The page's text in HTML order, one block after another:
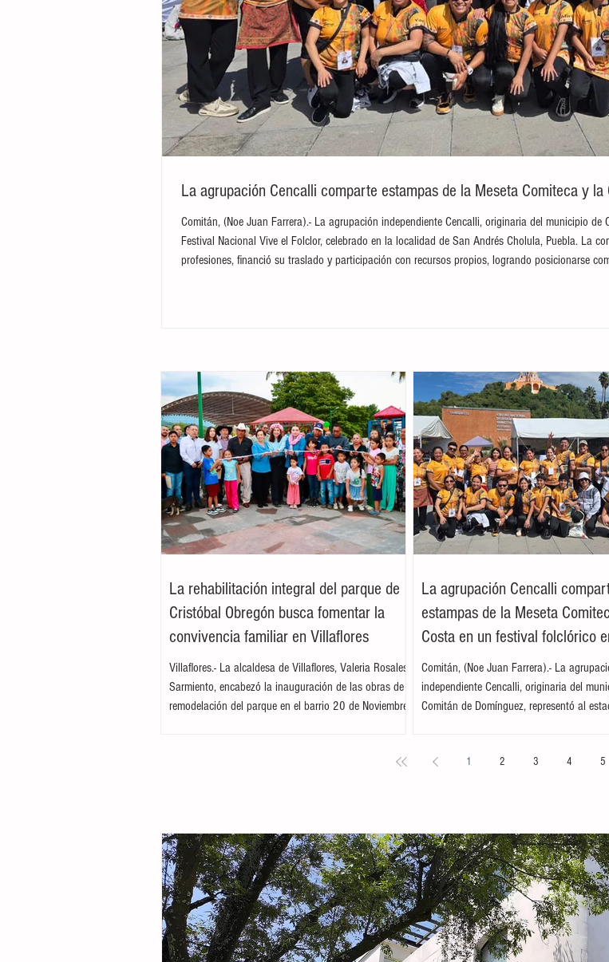
La agrupación Cencalli comparte estampas de la Meseta Comiteca y
Comitán, (Noe Juan Farrera).- La agrupación independiente Cencalli, originaria del municipio
Festival Nacional Vive el Folclor, celebrado en la localidad de San Andrés Cholula, Puebla. La
profesiones, financió su traslado y participación con recursos propios, logrando posicionarse
La rehabilitación integral del parque de
Cristóbal Obregón busca fomentar la
convivencia familiar en Villaflores
Villaflores.- La alcaldesa de Villaflores, Valeria Rosales
Sarmiento, encabezó la inauguración de las obras de
remodelación del parque en el barrio 20 de Noviembre,
Sarmiento Tovilla, así como por autoridades locales y
recreaci
La agrupación Cencalli
estampas de la Meseta
Costa en un festival folclórico
Comitán, (Noe Juan Farrera).- La
independiente Cencalli, originaria del
Comitán de Domínguez, representó al
Puebla. La compañía de danza,
encuentro que reunió a m
1 2 3 4 5